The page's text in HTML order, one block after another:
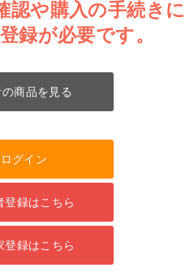
認や購入の手続きに
録が必要です。
商品を見る
ログイン
登録はこちら
登録はこちら